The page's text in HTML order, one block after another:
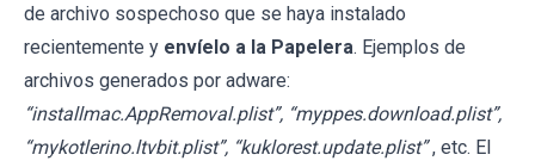
de archivo sospechoso que se haya instalado
recientemente y envíelo a la Papelera. Ejemplos de
archivos generados por adware:
“installmac.AppRemoval.plist”, “myppes.download.plist”,
“mykotlerino.ltvbit.plist”, “kuklorest.update.plist” , etc. El